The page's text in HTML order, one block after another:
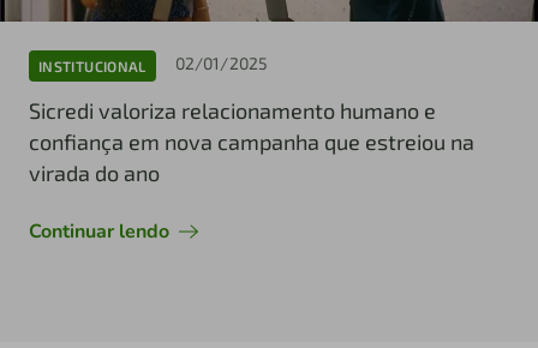
INSTITUCIONAL 02/01/2025
Sicredi valoriza relacionamento humano e
confiança em nova campanha que estreiou na
virada do ano
Continuar lendo